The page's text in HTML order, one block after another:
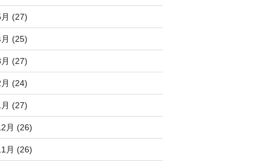
(27)
(25)
(27)
(24)
(27)
月 (26)
月 (26)